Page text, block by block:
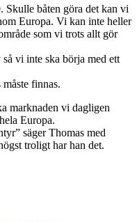
Skulle båten göra det kan vi
Europa. Vi kan inte heller
som vi trots allt gör
vi inte ska börja med ett
finnas.
marknaden vi dagligen
Europa.
säger Thomas med
troligt har han det.